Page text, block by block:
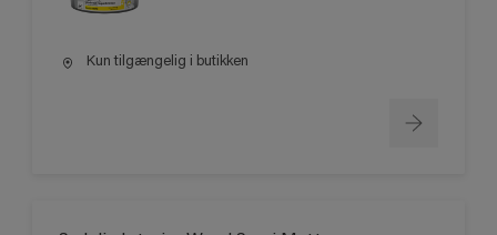
Kun tilgængelig i butikken